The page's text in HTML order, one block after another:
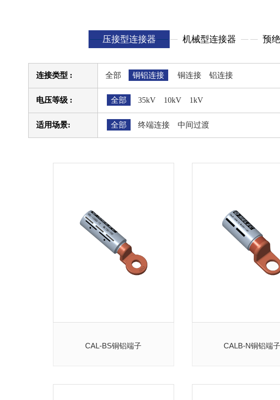
压接型连接器 机械型连接器 预
连接类型 : 全部 铜铝连接 铜连接 铝连接
电压等级 : 全部 35kV 10kV 1kV
适用场景: 全部 终端连接 中间过渡
CAL-BS铜铝端子 CALB-N铜铝端子